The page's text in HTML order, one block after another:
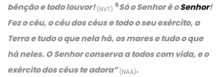
bênção e todo louvor!(NVT)
6Só o Senhor é oSenhor!
Fez o céu, o céu dos céus e todo o seu exército, a
Terra e tudo o que nela há, os mares e tudo o que
há neles. O Senhor conserva a todos com vida, e o
exército dos céus te adora”(NAA).